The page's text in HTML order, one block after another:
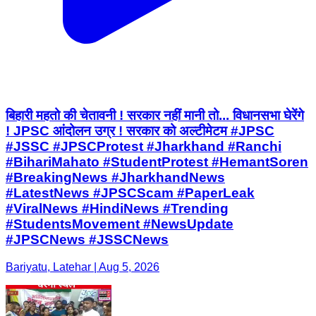
बिहारी महतो की चेतावनी ! सरकार नहीं मानी तो... विधानसभा घेरेंगे
! JPSC आंदोलन उग्र ! सरकार को अल्टीमेटम #JPSC
#JSSC #JPSCProtest #Jharkhand #Ranchi
#BihariMahato #StudentProtest #HemantSoren
#BreakingNews #JharkhandNews
#LatestNews #JPSCScam #PaperLeak
#ViralNews #HindiNews #Trending
#StudentsMovement #NewsUpdate
#JPSCNews #JSSCNews
Bariyatu, Latehar | Aug 5, 2026